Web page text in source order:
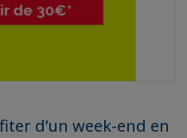
d’un week-end en